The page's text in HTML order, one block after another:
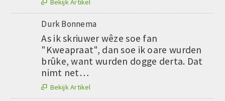
 Bekijk Artikel
Durk Bonnema
As ik skriuwer wêze soe fan
"Kweapraat", dan soe ik oare wurden
brûke, want wurden dogge derta. Dat
nimt net…
 Bekijk Artikel